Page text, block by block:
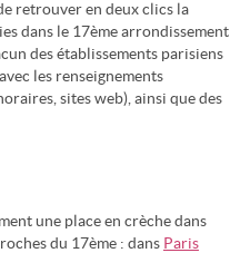
retrouver en deux clics la
dans le 17ème arrondissement
des établissements parisiens
les renseignements
sites web), ainsi que des
une place en crèche dans
du 17ème : dans Paris